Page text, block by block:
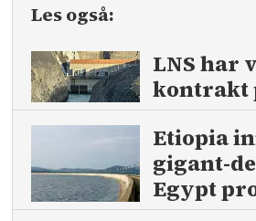
Les også:
LNS har
kontrakt
Etiopia
gigant-
Egypt